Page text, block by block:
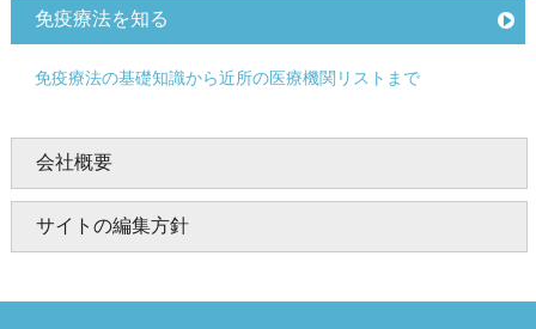
免疫療法を知る
免疫療法の基礎知識から近所の医療機関リストまで
会社概要
サイトの編集方針